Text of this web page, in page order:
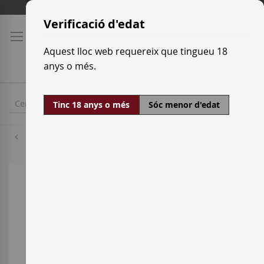
Skip
Content
Verificació d'edat
Aquest lloc web requereix que tingueu 18
anys o més.
Tinc 18 anys o més Sóc menor d'edat